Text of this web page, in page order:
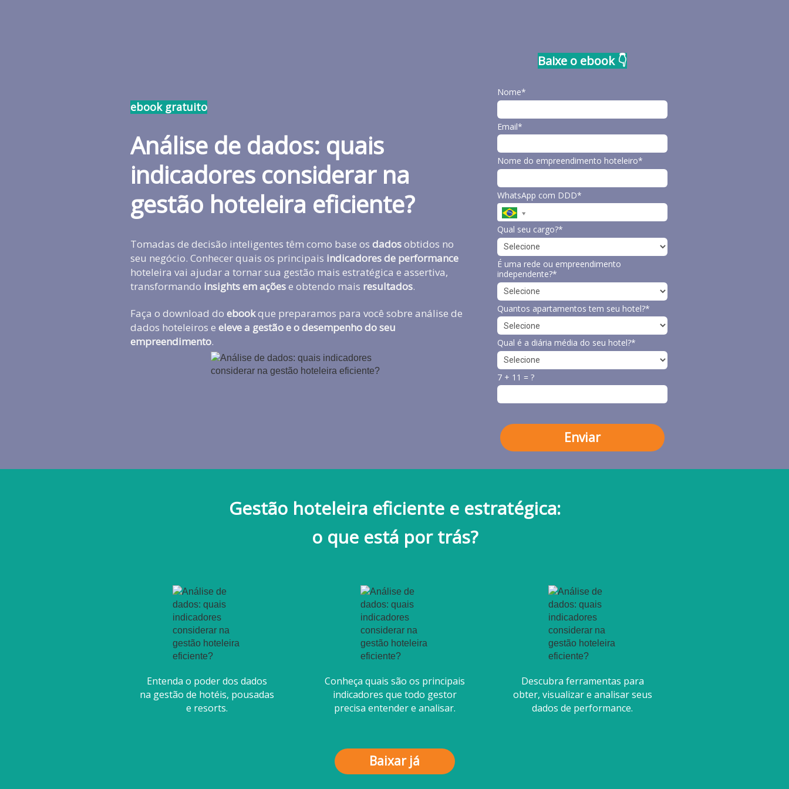
ebook gratuito
Análise de dados: quais
indicadores considerar na
gestão hoteleira eficiente?
Tomadas de decisão inteligentes têm como base os dadosobtidos no
seu negócio. Conhecer quais os principais indicadores de performance
hoteleira vai ajudar a tornar sua gestão mais estratégica e assertiva,
transformando insights em açõese obtendo mais resultados.
Faça o download do ebookque preparamos para você sobre análise de
dados hoteleiros e eleve a gestão e o desempenho do seu
empreendimento.
Baixe o ebook 👇
Nome*
Email*
Nome do empreendimento hoteleiro*
WhatsApp com DDD*
Qual seu cargo?*
É uma rede ou empreendimento
independente?*
Quantos apartamentos tem seu hotel?*
Qual é a diária média do seu hotel?*
7 + 11 = ?
Enviar
Gestão hoteleira eficiente e estratégica:
o que está por trás?
Entenda o poder dos dados
na gestão de hotéis, pousadas
e resorts.
Conheça quais são os principais
indicadores que todo gestor
precisa entender e analisar.
Descubra ferramentas para
obter, visualizar e analisar seus
dados de performance.
Baixar já